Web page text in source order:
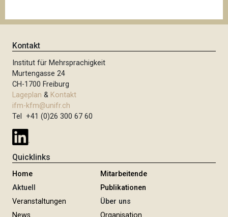
Kontakt
Institut für Mehrsprachigkeit
Murtengasse 24
CH-1700 Freiburg
Lageplan & Kontakt
ifm-kfm@unifr.ch
Tel +41 (0)26 300 67 60
Quicklinks
Home
Aktuell
Veranstaltungen
Mitarbeitende
Publikationen
Über uns